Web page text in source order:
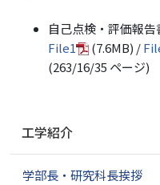
自己点検・評価報
File1
(7.6MB) /
(263/16/35 ページ)
ゲ
工学紹介
学部長・研究科長挨拶